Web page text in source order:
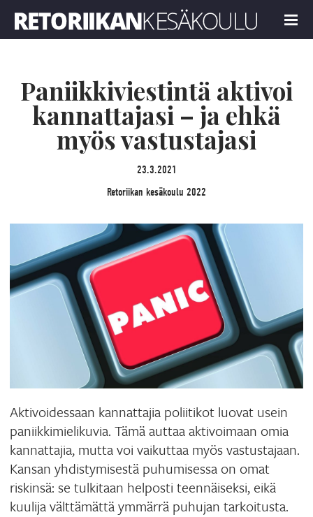
MENU
Paniikkiviestintä aktivoi
kannattajasi – ja ehkä
myös vastustajasi
23.3.2021
Retoriikan kesäkoulu 2022
Aktivoidessaan kannattajia poliitikot luovat usein
paniikkimielikuvia. Tämä auttaa aktivoimaan omia
kannattajia, mutta voi vaikuttaa myös vastustajaan.
Kansan yhdistymisestä puhumisessa on omat
riskinsä: se tulkitaan helposti teennäiseksi, eikä
kuulija välttämättä ymmärrä puhujan tarkoitusta.